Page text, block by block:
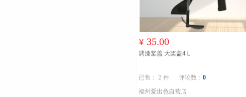
¥ 35.00
调漆桨盖 大桨盖4Ｌ
已售： 2 件 评论数： 0
福州爱出色自营店